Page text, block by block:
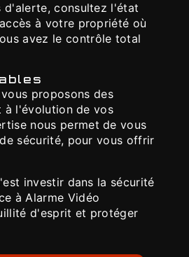
d'alerte, consultez l'état
à votre propriété où
avez le contrôle total
proposons des
à l'évolution de vos
nous permet de vous
sécurité, pour vous offrir
investir dans la sécurité
à Alarme Vidéo
d'esprit et protéger